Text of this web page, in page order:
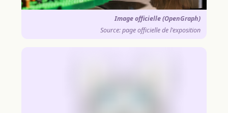
Image officielle (OpenGraph)
Source: page officielle de l'exposition